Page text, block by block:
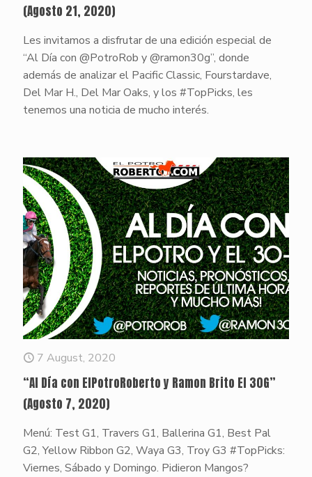
(Agosto 21, 2020)
Les invitamos a disfrutar de una edición especial de
“Al Día con @PotroRob y @ramon30g”, donde
además de analizar el Pacific Classic, Fourstardave,
Del Mar H., Del Mar Oaks, y los #TopPicks, les
tenemos una noticia de mucho interés.
7 August, 2020
“Al Día con ElPotroRoberto y Ramon Brito El 30G”
(Agosto 7, 2020)
Menú: Test G1, Travers G1, Ballerina G1, Best Pal
G2, Yellow Ribbon G2, Waya G3, Troy G3 #TopPicks:
Viernes, Sábado y Domingo. Pidieron Mangos?